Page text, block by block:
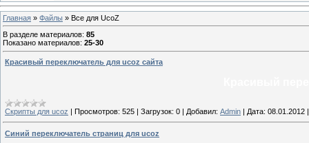
Главная » Файлы » Все для UcoZ
В разделе материалов: 85
Показано материалов: 25-30
Красивый переключатель для ucoz сайта
Скрипты для ucoz Просмотров: 525 Загрузок: 0 Добавил: Admin Дата: 08.01.2012
Синий переключатель страниц для ucoz